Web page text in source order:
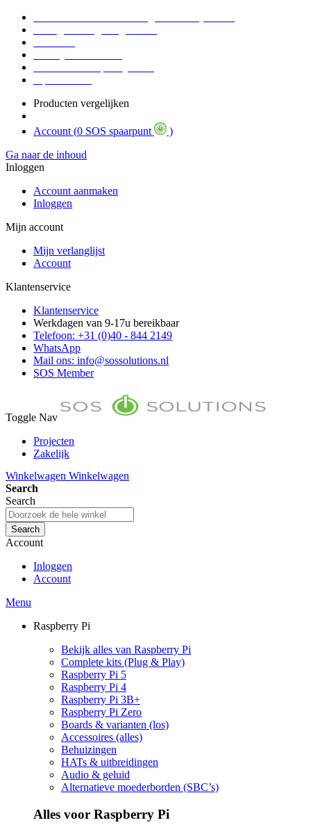
Producten vergelijken
Account (0 SOS spaarpunt
)
Ga naar de inhoud
Inloggen
Account aanmaken
Inloggen
Mijn account
Mijn verlanglijst
Account
Klantenservice
Klantenservice
Werkdagen van 9-17u bereikbaar
Telefoon: +31 (0)40 - 844 2149
WhatsApp
Mail ons: info@sossolutions.nl
SOS Member
Toggle Nav
Projecten
Zakelijk
Toon prijzen Incl. BTW
Toon prijzen Excl. BTW
Winkelwagen Winkelwagen
Search
Search
Search
Account
Inloggen
Account
Menu
Raspberry Pi
Bekijk alles van Raspberry Pi
Complete kits (Plug & Play)
Raspberry Pi 5
Raspberry Pi 4
Raspberry Pi 3B+
Raspberry Pi Zero
Boards & varianten (los)
Accessoires (alles)
Behuizingen
HATs & uitbreidingen
Audio & geluid
Alternatieve moederborden (SBC’s)
Alles voor Raspberry Pi